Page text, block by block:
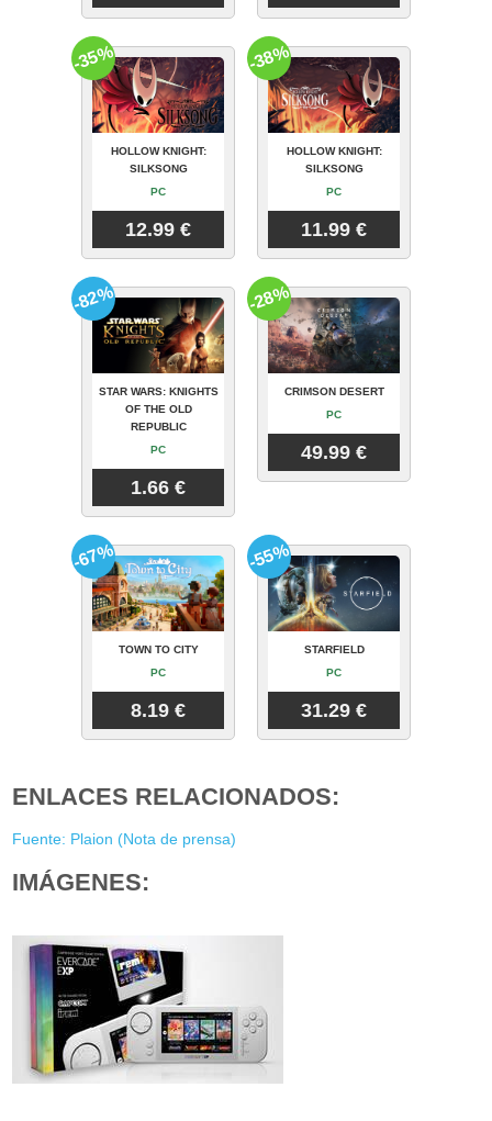
HOLLOW KNIGHT:
SILKSONG
PC
12.99 €
-35%
HOLLOW KNIGHT:
SILKSONG
PC
11.99 €
-38%
STAR WARS: KNIGHTS
OF THE OLD
REPUBLIC
PC
1.66 €
-82%
CRIMSON DESERT
PC
49.99 €
-28%
TOWN TO CITY
PC
8.19 €
-67%
STARFIELD
PC
31.29 €
-55%
ENLACES RELACIONADOS:
Fuente: Plaion (Nota de prensa)
IMÁGENES: